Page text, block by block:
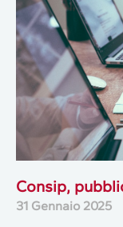
Consip,
31 Gennaio 2025